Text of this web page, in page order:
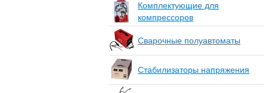
Комплектующие для
компрессоров
Сварочные полуавтоматы
Стабилизаторы напряжения